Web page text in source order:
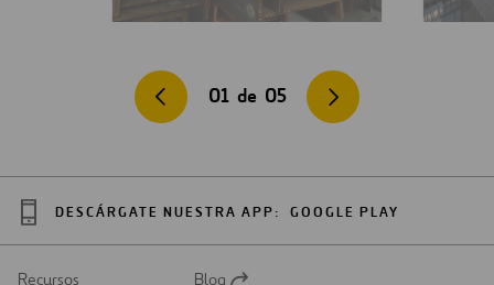
01 de 05
DESCÁRGATE NUESTRA APP: GOOGLE PLAY
Recursos Blog